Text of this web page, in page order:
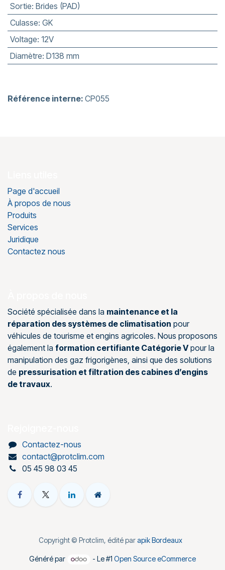
Sortie: Brides (PAD)
Culasse: GK
Voltage: 12V
Diamètre: D138 mm
Référence interne: CP055
Page d'accueil
À propos de nous
Produits
Services
Juridique
Contactez nous
Société spécialisée dans la maintenance et la
réparation des systèmes de climatisation pour
véhicules de tourisme et engins agricoles. Nous proposons
également la formation certifiante Catégorie Vpour la
manipulation des gaz frigorigènes, ainsi que des solutions
de pressurisation et filtration des cabines d’engins
de travaux.
Contactez-nous
contact@protclim.com
05 45 98 03 45
Copyright © Protclim, édité parapik Bordeaux
Généré par - Le #1Open Source eCommerce